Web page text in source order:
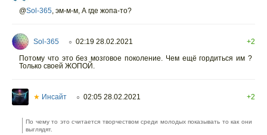
@Sol-365, эм-м-м, А где жопа-то?
Sol-365 ○ 02:19 28.02.2021
+2
Потому что это без мозговое поколение. Чем ещё гордиться им ?
Только своей ЖОПОЙ.
★ Инсайт ○ 02:05 28.02.2021 +2
По чему то это считается творчеством среди молодых показывать то как они
выглядят.